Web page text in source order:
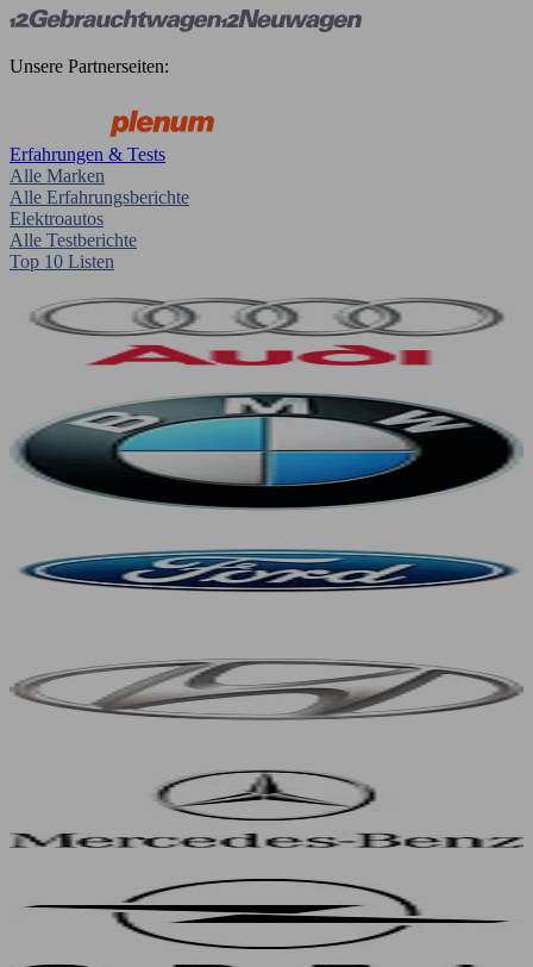
Unsere Partnerseiten:
Erfahrungen & Tests
Alle Marken
Alle Erfahrungsberichte
Elektroautos
Alle Testberichte
Top 10 Listen